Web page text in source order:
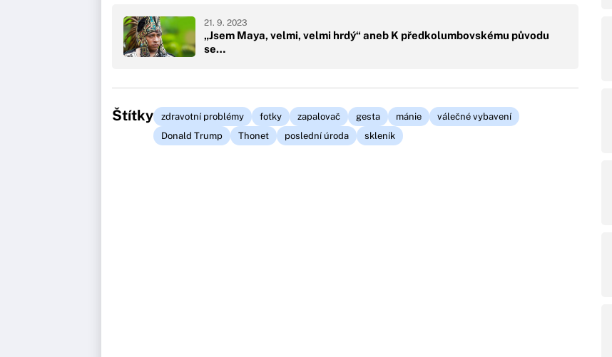
„Jsem Maya, velmi, velmi hrdý“ aneb K předkolumbovskému původu
se…
21. 9. 2023
Štítky zdravotní problémy fotky zapalovač gesta mánie
válečné vybavení
Donald Trump
Thonet poslední úroda skleník